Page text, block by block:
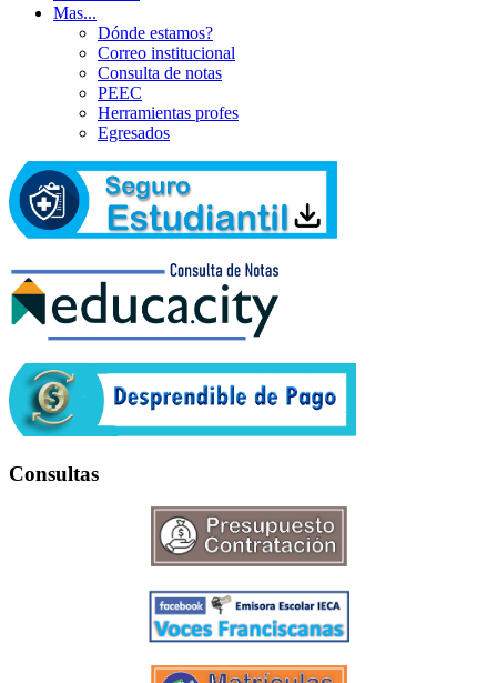
Mas...
Dónde estamos?
Correo institucional
Consulta de notas
PEEC
Herramientas profes
Egresados
Consultas